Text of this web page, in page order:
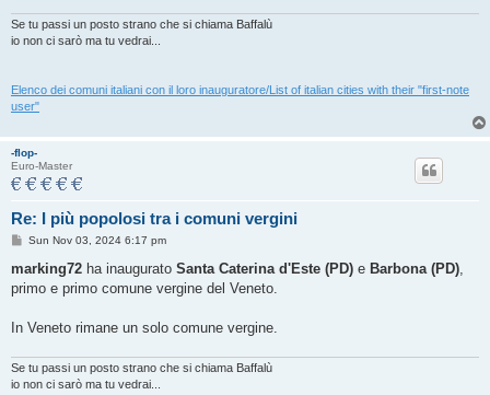
Se tu passi un posto strano che si chiama Baffalù
io non ci sarò ma tu vedrai...
Elenco dei comuni italiani con il loro inauguratore/List of italian cities with their "first-note
user"
-flop-
Euro-Master
Re: I più popolosi tra i comuni vergini
P
s
Sun Nov 03, 2024 6:17 pm
marking72 ha inaugurato Santa Caterina d'Este (PD) e Barbona (PD)
primo e primo comune vergine del Veneto.
In Veneto rimane un solo comune vergine.
Se tu passi un posto strano che si chiama Baffalù
io non ci sarò ma tu vedrai...